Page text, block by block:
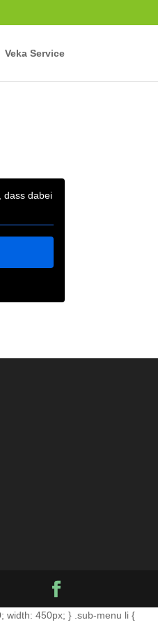
Veka Service
dass dabei
width: 450px; } .sub-menu li {